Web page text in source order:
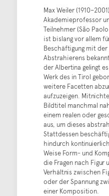
Max Weiler
Akademieprofessor
Teilnehmer (São Paolo
ist bislang vor allem
Beschäftigung mit der
Abstrahierens
der Albertina gelingt
Werk des in Tirol
weitere Facetten
aufzuzeigen.
Bildtitel manchmal
einem realen oder
aus, um dieses
Stattdessen
hindurch
Weise Form- und
die Fragen nach Figur
Verhältnis zwischen
oder der Spannung
einer Komposition.